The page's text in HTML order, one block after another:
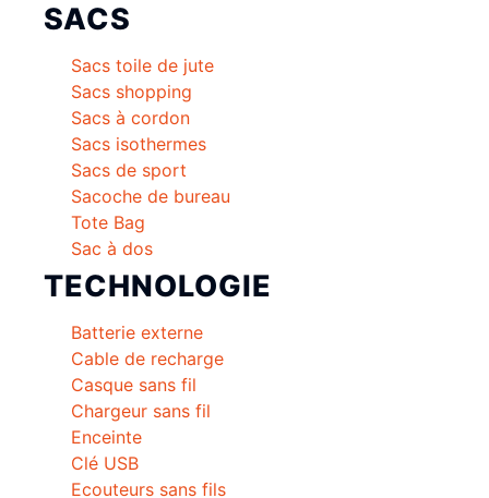
SACS
Sacs toile de jute
Sacs shopping
Sacs à cordon
Sacs isothermes
Sacs de sport
Sacoche de bureau
Tote Bag
Sac à dos
TECHNOLOGIE
Batterie externe
Cable de recharge
Casque sans fil
Chargeur sans fil
Enceinte
Clé USB
Ecouteurs sans fils